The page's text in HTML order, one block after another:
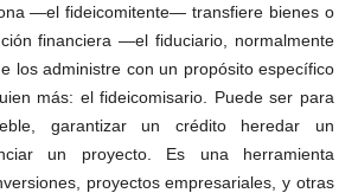
Linkedin
—el fideicomitente— transfiere bienes o
financiera —el fiduciario, normalmente
los administre con un propósito específico
más: el fideicomisario. Puede ser para
garantizar un crédito heredar un
un proyecto. Es una herramienta
proyectos empresariales, y otras